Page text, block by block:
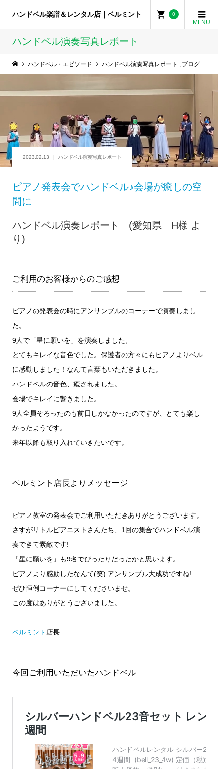
ハンドベル楽譜＆レンタル店｜ベルミント 0
ハンドベル演奏写真レポート
ハンドベル・エピソード ハンドベル演奏写真レポート , ブログ ,学校
2023.02.13 ハンドベル演奏写真レポート
ピアノ発表会でハンドベル♪会場が癒しの空
間に
ハンドベル演奏レポート (愛知県 H様 よ
り)
ご利用のお客様からのご感想
ピアノの発表会の時にアンサンブルのコーナーで演奏しまし
た。
9人で「星に願いを」を演奏しました。
とてもキレイな音色でした。保護者の方々にもピアノよりベル
に感動しました！なんて言葉もいただきました。
ハンドベルの音色、癒されました。
会場でキレイに響きました。
9人全員そろったのも前日しかなかったのですが、とても楽し
かったようです。
来年以降も取り入れていきたいです。
ベルミント店長よりメッセージ
ピアノ教室の発表会でご利用いただきありがとうございます。
さすがリトルピアニストさんたち、1回の集合でハンドベル演
奏できて素敵です!
「星に願いを」も9名でぴったりだったかと思います。
ピアノより感動したなんて(笑) アンサンブル大成功ですね!
ぜひ恒例コーナーにしてくださいませ。
この度はありがとうございました。
ベルミント 店長
今回ご利用いただいたハンドベル